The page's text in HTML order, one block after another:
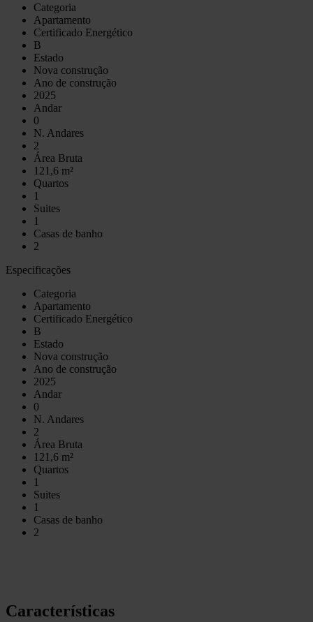
Categoria
Apartamento
Certificado Energético
B
Estado
Nova construção
Ano de construção
2025
Andar
0
N. Andares
2
Área Bruta
121,6 m²
Quartos
1
Suites
1
Casas de banho
2
Especificações
Categoria
Apartamento
Certificado Energético
B
Estado
Nova construção
Ano de construção
2025
Andar
0
N. Andares
2
Área Bruta
121,6 m²
Quartos
1
Suites
1
Casas de banho
2
Características